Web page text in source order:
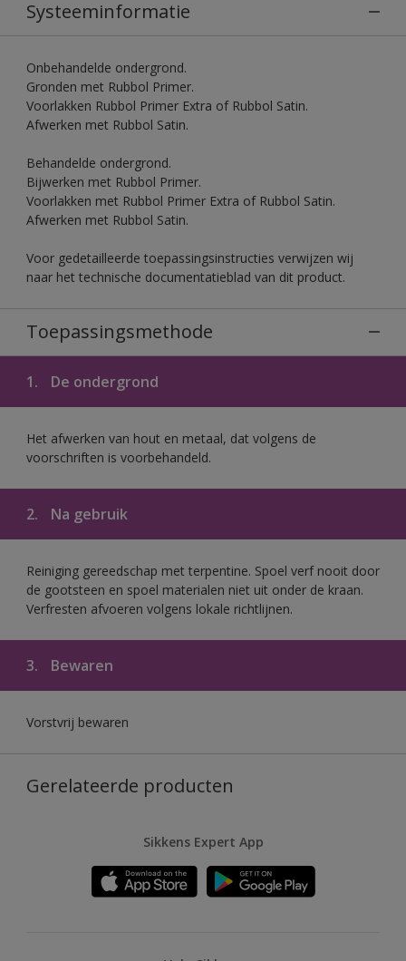
Systeeminformatie
Onbehandelde ondergrond.
Gronden met Rubbol Primer.
Voorlakken Rubbol Primer Extra of Rubbol Satin.
Afwerken met Rubbol Satin.
Behandelde ondergrond.
Bijwerken met Rubbol Primer.
Voorlakken met Rubbol Primer Extra of Rubbol Satin.
Afwerken met Rubbol Satin.
Voor gedetailleerde toepassingsinstructies verwijzen wij
naar het technische documentatieblad van dit product.
Toepassingsmethode
1. De ondergrond
Het afwerken van hout en metaal, dat volgens de
voorschriften is voorbehandeld.
2. Na gebruik
Reiniging gereedschap met terpentine. Spoel verf nooit door
de gootsteen en spoel materialen niet uit onder de kraan.
Verfresten afvoeren volgens lokale richtlijnen.
3. Bewaren
Vorstvrij bewaren
Gerelateerde producten
Sikkens Expert App